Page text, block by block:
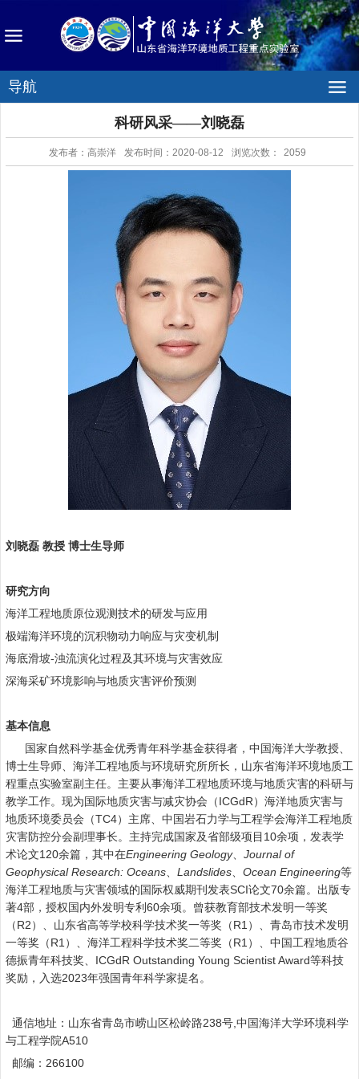
导航
科研风采——刘晓磊
发布者：高崇洋 发布时间：2020-08-12 浏览次数： 2059
刘晓磊 教授 博士生导师
研究方向
海洋工程地质原位观测技术的研发与应用
极端海洋环境的沉积物动力响应与灾变机制
海底滑坡-浊流演化过程及其环境与灾害效应
深海采矿环境影响与地质灾害评价预测
基本信息
国家自然科学基金优秀青年科学基金获得者，中国海洋大学教授、
博士生导师、海洋工程地质与环境研究所所长，山东省海洋环境地质工
程重点实验室副主任。主要从事海洋工程地质环境与地质灾害的科研与
教学工作。现为国际地质灾害与减灾协会（ICGdR）海洋地质灾害与
地质环境委员会（TC4）主席、中国岩石力学与工程学会海洋工程地质
灾害防控分会副理事长。主持完成国家及省部级项目 10余项，发表学
术论文120余篇，其中在Engineering Geology、 Journal of
Geophysical Research: Oceans、 Landslides、 Ocean Engineering等
海洋工程地质与灾害领域的国际权威期刊发表SCI论文70余篇。出版专
著4部，授权国内外发明专利 60余项。曾获教育部技术发明一等奖
（R2）、山东省高等学校科学技术奖一等奖（R1）、青岛市技术发明
一等奖（R1）、海洋工程科学技术奖二等奖（R1）、中国工程地质谷
德振青年科技奖、 ICGdR Outstanding Young Scientist Award等科技
奖励，入选2023年强国青年科学家提名。
通信地址：山东省青岛市崂山区松岭路238号,中国海洋大学环境科学
与工程学院A510
邮编： 266100